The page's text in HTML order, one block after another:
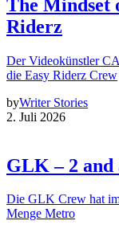
The
Riderz
Der Videokünstler
die Easy Riderz Crew
byWriter Stories
2. Juli 2026
GLK – 2
Die GLK Crew hat
Menge Metro